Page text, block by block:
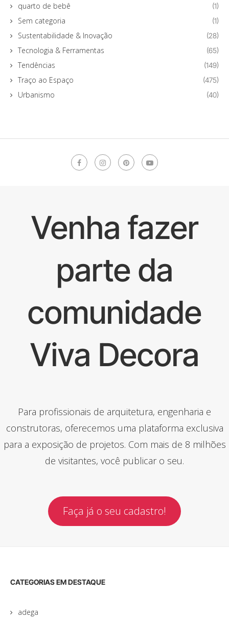
quarto de bebê (1)
Sem categoria (1)
Sustentabilidade & Inovação (28)
Tecnologia & Ferramentas (65)
Tendências (149)
Traço ao Espaço (475)
Urbanismo (40)
Venha fazer
parte da
comunidade
Viva Decora
Para profissionais de arquitetura, engenharia e
construtoras, oferecemos uma plataforma exclusiva
para a exposição de projetos. Com mais de 8 milhões
de visitantes, você publicar o seu.
Faça já o seu cadastro!
CATEGORIAS EM DESTAQUE
adega